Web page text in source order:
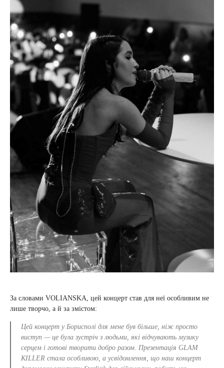
За словами VOLIANSKA, цей концерт став для неї особливим не
лише творчо, а й за змістом:
Цей концерт у Борисполі для мене був більше, ніж просто
виступ — це була зустріч з людьми, які відчувають музику
серцем і готові творити добро разом. Презентація GLAM
KILLER стала особливою, а усвідомлення, що наш концерт